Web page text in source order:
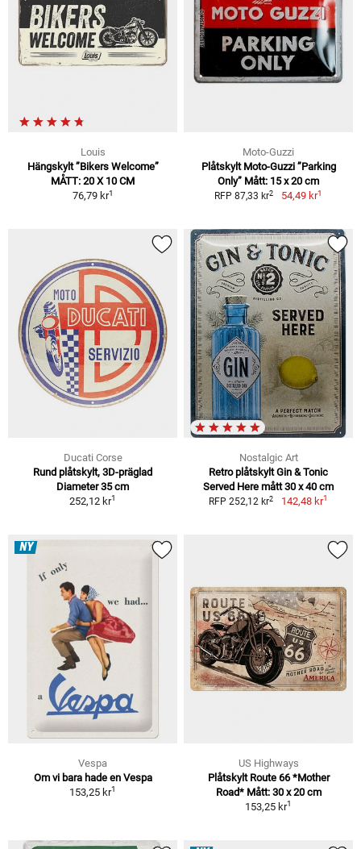
Louis
Hängskylt ”Bikers Welcome”
MÅTT: 20 X 10 CM
76,79 kr1
Moto-Guzzi
Plåtskylt Moto-Guzzi ”Parking
Only” Mått: 15 x 20 cm
RFP 87,33 kr2 54,49 kr1
Ducati Corse
Rund plåtskylt, 3D-präglad
Diameter 35 cm
252,12 kr1
Nostalgic Art
Retro plåtskylt Gin & Tonic
Served Here mått 30 x 40 cm
RFP 252,12 kr2 142,48 kr1
NY
Vespa
Om vi bara hade en Vespa
153,25 kr1
US Highways
Plåtskylt Route 66 *Mother
Road* Mått: 30 x 20 cm
153,25 kr1